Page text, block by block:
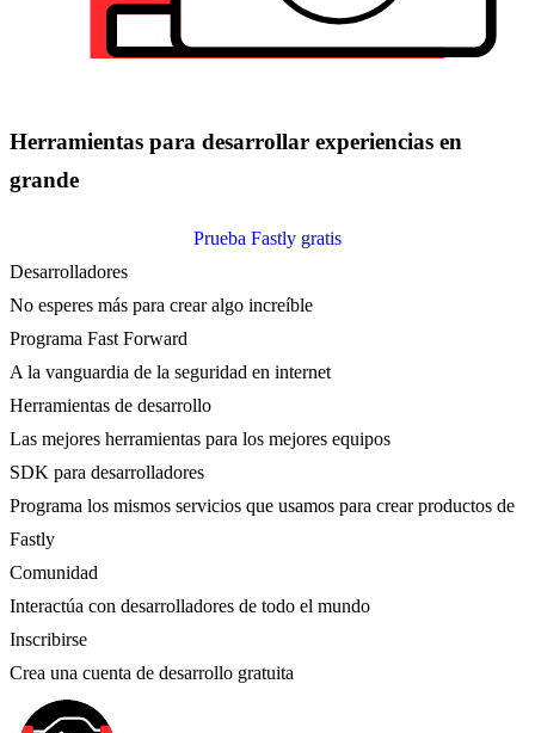
Herramientas para desarrollar experiencias en
grande
Prueba Fastly gratis
Desarrolladores
No esperes más para crear algo increíble
Programa Fast Forward
A la vanguardia de la seguridad en internet
Herramientas de desarrollo
Las mejores herramientas para los mejores equipos
SDK para desarrolladores
Programa los mismos servicios que usamos para crear productos de
Fastly
Comunidad
Interactúa con desarrolladores de todo el mundo
Inscribirse
Crea una cuenta de desarrollo gratuita